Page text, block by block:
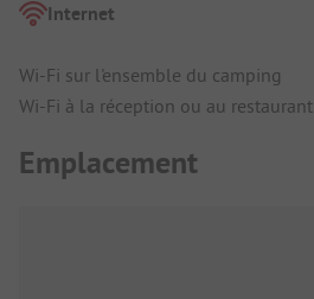
Internet
Wi-Fi sur l'ensemble du camping
Wi-Fi à la réception ou au restaurant
Emplacement